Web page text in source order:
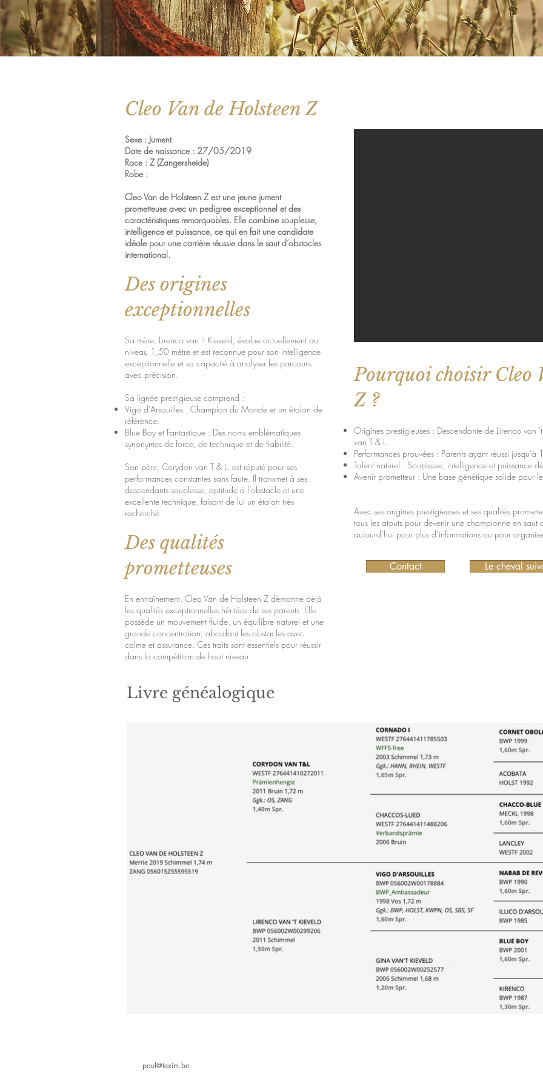
Cleo Van de Holsteen Z
Sexe : Jument
Date de naissance : 27/05/2019
Race : Z (Zangersheide)
Robe :
Cleo Van de Holsteen Z est une jeune jument
prometteuse avec un pedigree exceptionnel et des
caractéristiques remarquables. Elle combine souplesse,
intelligence et puissance, ce qui en fait une candidate
idéale pour une carrière réussie dans le saut d’obstacles
international.
Des origines
exceptionnelles
Sa mère, Lirenco van 't Kieveld, évolue actuellement au
niveau 1,50 mètre et est reconnue pour son intelligence
exceptionnelle et sa capacité à analyser les parcours
avec précision.
Sa lignée prestigieuse comprend :
Vigo d'Arsouilles : Champion du Monde et un étalon de
référence.
Blue Boy et Fantastique : Des noms emblématiques
synonymes de force, de technique et de fiabilité.
Son père, Corydon van T & L, est réputé pour ses
performances constantes sans faute. Il transmet à ses
descendants souplesse, aptitude à l’obstacle et une
excellente technique, faisant de lui un étalon très
recherché.
Des qualités
prometteuses
En entraînement, Cleo Van de Holsteen Z démontre déjà
les qualités exceptionnelles héritées de ses parents. Elle
possède un mouvement fluide, un équilibre naturel et une
grande concentration, abordant les obstacles avec
calme et assurance. Ces traits sont essentiels pour réussir
dans la compétition de haut niveau.
Pourquoi choisir Cleo
Z ?
Origines prestigieuses : Descendante de Lirenco van
van T & L.
Performances prouvées : Parents ayant réussi
Talent naturel : Souplesse, intelligence et puissance
Avenir prometteur : Une base génétique solide pour
Avec ses origines prestigieuses et ses qualités
tous les atouts pour devenir une championne en saut
aujourd’hui pour plus d’informations ou pour
Contact Le cheval
Livre généalogique
paul@texim.be